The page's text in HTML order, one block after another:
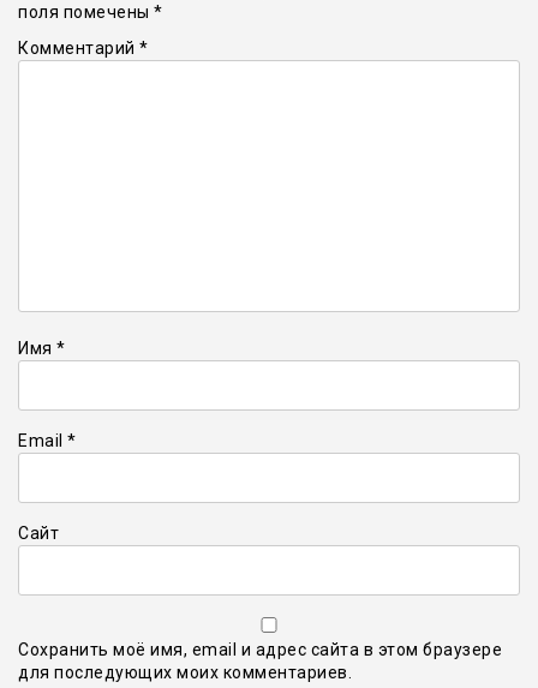
поля помечены *
Комментарий *
Имя *
Email *
Сайт
Сохранить моё имя, email и адрес сайта в этом браузере
для последующих моих комментариев.